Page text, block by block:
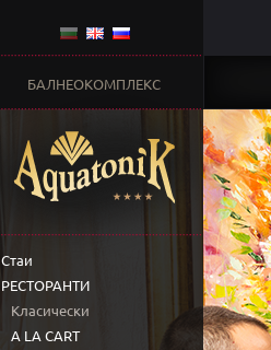
БАЛНЕОКОМПЛЕКС
Стаи
РЕСТОРАНТИ
Класически
A LA CART